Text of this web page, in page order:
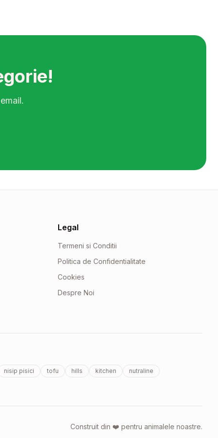
Legal
Termeni si Conditii
Politica de Confidentialitate
Cookies
Despre Noi
nisip pisici tofu hills kitchen
nutraline
Construit din ❤️ pentru animalele noastre.